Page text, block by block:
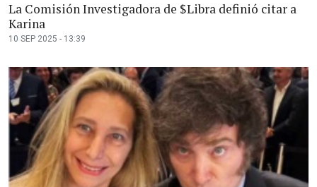
La Comisión Investigadora de $Libra definió citar a
Karina
10 SEP 2025 - 13:39